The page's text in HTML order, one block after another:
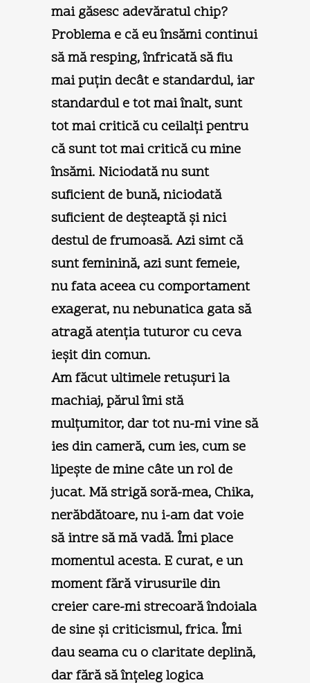
mai găsesc adevăratul chip?
Problema e că eu însămi continui
să mă resping, înfricată să fiu
mai puţin decât e standardul, iar
standardul e tot mai înalt, sunt
tot mai critică cu ceilalţi pentru
că sunt tot mai critică cu mine
însămi. Niciodată nu sunt
suficient de bună, niciodată
suficient de deşteaptă şi nici
destul de frumoasă. Azi simt că
sunt feminină, azi sunt femeie,
nu fata aceea cu comportament
exagerat, nu nebunatica gata să
atragă atenţia tuturor cu ceva
ieşit din comun.
Am făcut ultimele retuşuri la
machiaj, părul îmi stă
mulţumitor, dar tot nu-mi vine să
ies din cameră, cum ies, cum se
lipeşte de mine câte un rol de
jucat. Mă strigă soră-mea, Chika,
nerăbdătoare, nu i-am dat voie
să intre să mă vadă. Îmi place
momentul acesta. E curat, e un
moment fără virusurile din
creier care-mi strecoară îndoiala
de sine şi criticismul, frica. Îmi
dau seama cu o claritate deplină,
dar fără să înţeleg logica